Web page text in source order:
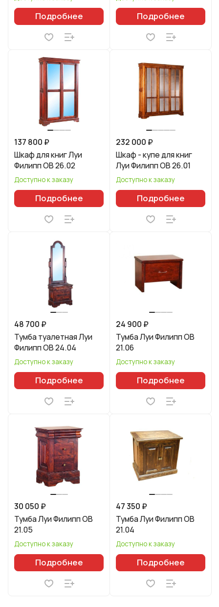
Подробнее Подробнее
137 800 ₽
Шкаф для книг Луи
Филипп ОВ 26.02
Доступно к заказу
Подробнее
232 000 ₽
Шкаф - купе для книг
Луи Филипп ОВ 26.01
Доступно к заказу
Подробнее
48 700 ₽
Тумба туалетная Луи
Филипп ОВ 24.04
Доступно к заказу
Подробнее
24 900 ₽
Тумба Луи Филипп ОВ
21.06
Доступно к заказу
Подробнее
30 050 ₽
Тумба Луи Филипп ОВ
21.05
Доступно к заказу
Подробнее
47 350 ₽
Тумба Луи Филипп ОВ
21.04
Доступно к заказу
Подробнее